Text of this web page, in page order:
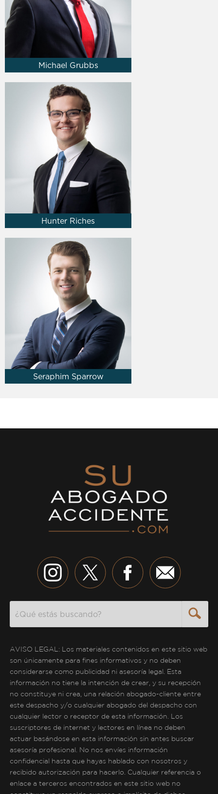
Michael Grubbs
Hunter Riches
Seraphim Sparrow
AVISO LEGAL: Los materiales contenidos en este sitio web
son únicamente para fines informativos y no deben
considerarse como publicidad ni asesoría legal. Esta
información no tiene la intención de crear, y su recepción
no constituye ni crea, una relación abogado-cliente entre
este despacho y/o cualquier abogado del despacho con
cualquier lector o receptor de esta información. Los
suscriptores de internet y lectores en línea no deben
actuar basándose en esta información sin antes buscar
asesoría profesional. No nos envíes información
confidencial hasta que hayas hablado con nosotros y
recibido autorización para hacerlo. Cualquier referencia o
enlace a terceros encontrados en este sitio web no